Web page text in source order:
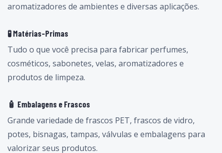
aromatizadores de ambientes e diversas aplicações.
🧪 Matérias-Primas
Tudo o que você precisa para fabricar perfumes,
cosméticos, sabonetes, velas, aromatizadores e
produtos de limpeza.
🧴 Embalagens e Frascos
Grande variedade de frascos PET, frascos de vidro,
potes, bisnagas, tampas, válvulas e embalagens para
valorizar seus produtos.